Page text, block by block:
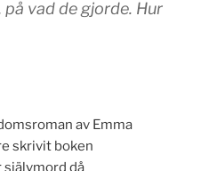
vad de gjorde. Hur
av Emma
skrivit boken